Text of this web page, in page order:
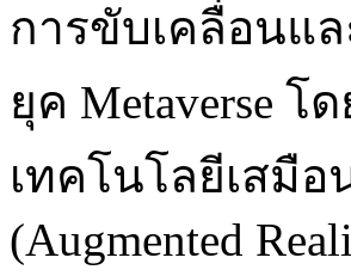
การขับเคลื่อนแ
ยุค Metaverse
เทคโนโลยีเสมือ
(Augmented